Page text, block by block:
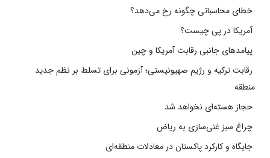
خطای محاسباتی چگونه رخ می‌دهد؟
آمریکا در پی چیست؟
پیامدهای جانبی رقابت آمریکا و چین
رقابت ترکیه و رژیم صهیونیستی؛ آزمونی برای تسلط بر نظم جدید
منطقه
حجاز هسته‌ای نخواهد شد
چراغ سبز غنی‌سازی به ریاض
جایگاه و کارکرد پاکستان در معادلات منطقه‌ای